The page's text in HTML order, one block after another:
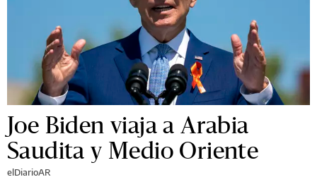
Joe Biden viaja a Arabia
Saudita y Medio Oriente
elDiarioAR